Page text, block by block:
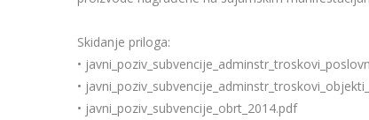
Skidanje priloga:
•
•
• javni_poziv_subvencije_obrt_2014.pdf